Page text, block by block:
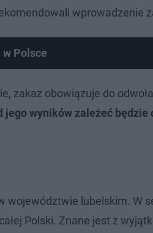
wprowadzenie
Polsce
zakaz obowiązuje do
jego wyników zależeć będzie
województwie lubelskim. W
Polski. Znane jest z